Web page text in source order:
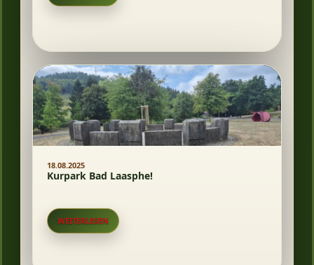
18.08.2025
Kurpark Bad Laasphe!
WEITERLESEN